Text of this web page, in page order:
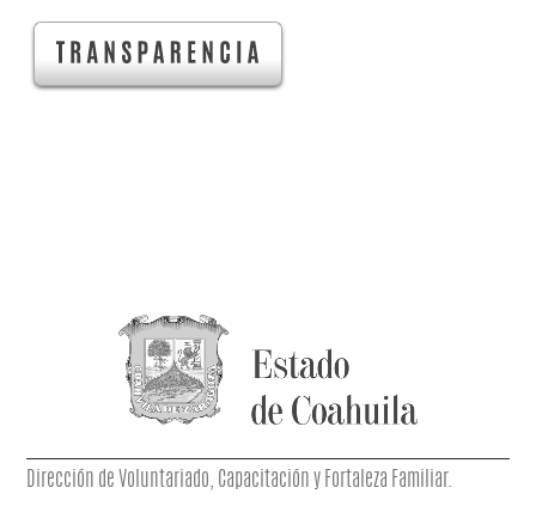
Dirección de Voluntariado, Capacitación y Fortaleza Familiar.